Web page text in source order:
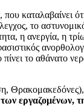
καταλαβαίνει
το
η ανεργία, η
το αθάνατο
εργαζομένων,